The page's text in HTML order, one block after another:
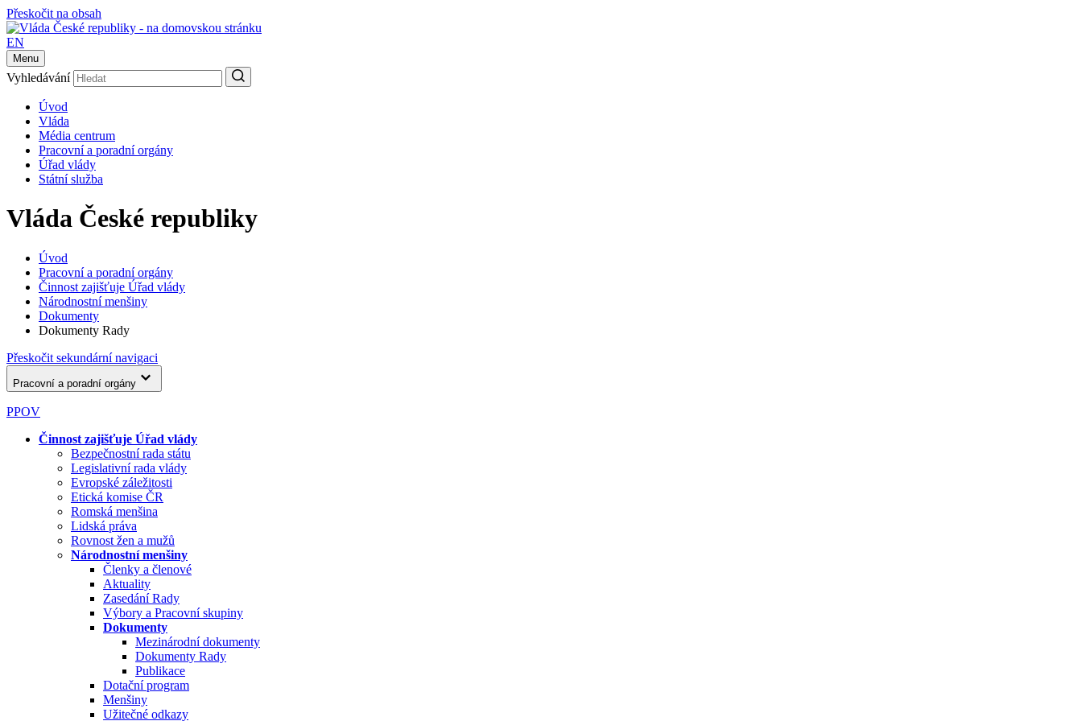
Přeskočit na obsah
EN
Menu
Vyhledávání
Úvod
Vláda
Média centrum
Pracovní a poradní orgány
Úřad vlády
Státní služba
Vláda České republiky
Úvod
Pracovní a poradní orgány
Činnost zajišťuje Úřad vlády
Národnostní menšiny
Dokumenty
Dokumenty Rady
Přeskočit sekundární navigaci
Pracovní a poradní orgány
PPOV
Činnost zajišťuje Úřad vlády
Bezpečnostní rada státu
Legislativní rada vlády
Evropské záležitosti
Etická komise ČR
Romská menšina
Lidská práva
Rovnost žen a mužů
Národnostní menšiny
Členky a členové
Aktuality
Zasedání Rady
Výbory a Pracovní skupiny
Dokumenty
Mezinárodní dokumenty
Dokumenty Rady
Publikace
Dotační program
Menšiny
Užitečné odkazy